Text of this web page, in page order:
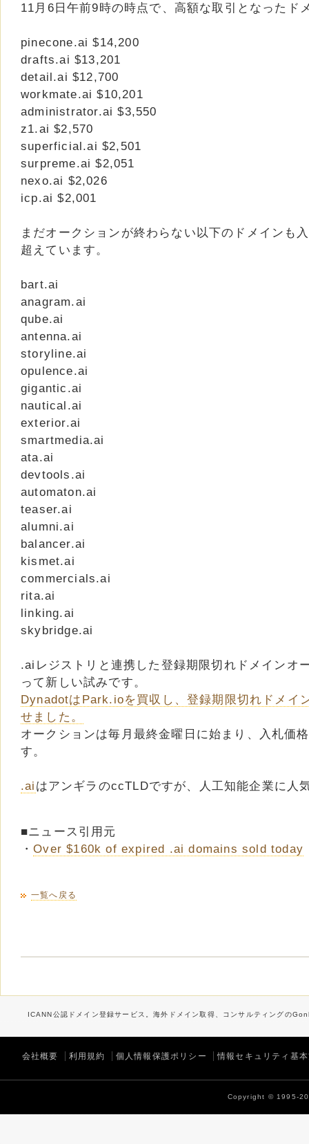
11月6日午前9時の時点で、高額な取引となったド
pinecone.ai $14,200
drafts.ai $13,201
detail.ai $12,700
workmate.ai $10,201
administrator.ai $3,550
z1.ai $2,570
superficial.ai $2,501
surpreme.ai $2,051
nexo.ai $2,026
icp.ai $2,001
まだオークションが終わらない以下のドメインも
超えています。
bart.ai
anagram.ai
qube.ai
antenna.ai
storyline.ai
opulence.ai
gigantic.ai
nautical.ai
exterior.ai
smartmedia.ai
ata.ai
devtools.ai
automaton.ai
teaser.ai
alumni.ai
balancer.ai
kismet.ai
commercials.ai
rita.ai
linking.ai
skybridge.ai
.aiレジストリと連携した登録期限切れドメインオ
って新しい試みです。
DynadotはPark.ioを買収し、登録期限切れドメイ
せました。
オークションは毎月最終金曜日に始まり、入札価
す。
.ai はアンギラのccTLDですが、人工知能企業に人
■ニュース引用元
・Over $160k of expired .ai domains sold today
一覧へ戻る
ICANN公認ドメイン登録サービス。海外ドメイン取得、コンサルティングの
会社概要 利用規約 個人情報保護ポリシー 情報セキュリティ基
Copyright © 1995-